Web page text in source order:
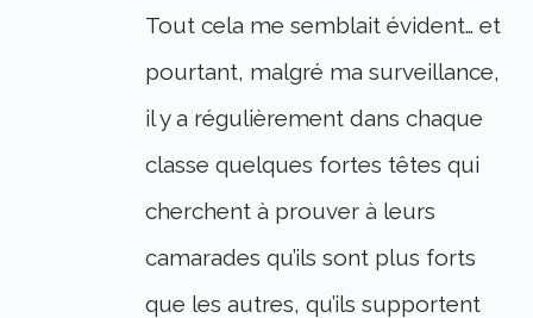
Tout cela me semblait évident… et
pourtant, malgré ma surveillance,
il y a régulièrement dans chaque
classe quelques fortes têtes qui
cherchent à prouver à leurs
camarades qu’ils sont plus forts
que les autres, qu’ils supportent